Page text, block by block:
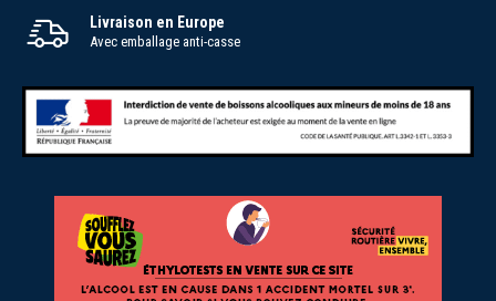
Livraison en Europe
Avec emballage anti-casse